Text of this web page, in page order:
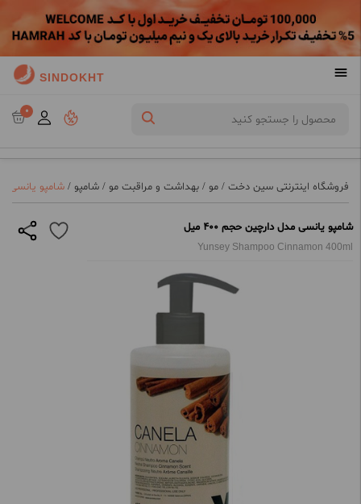
SINDOKHT
0
فروشگاه اینترنتی سین دخت / مو / بهداشت و مراقبت مو / شامپو / شامپو یانسی مدل
شامپو یانسی مدل دارچین حجم 400 میل
Yunsey Shampoo Cinnamon 400ml